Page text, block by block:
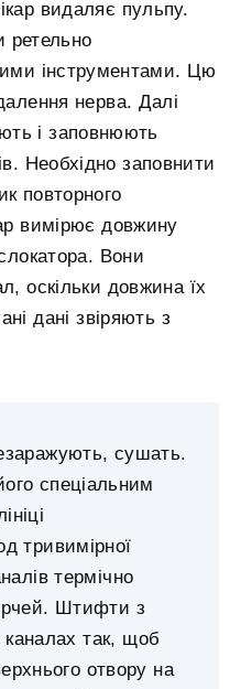
видаляє пульпу.
ретельно
інструментами. Цю
нерва. Далі
і заповнюють
Необхідно заповнити
повторного
вимірює довжину
Вони
оскільки довжина їх
дані звіряють з
сушать.
спеціальним
тривимірної
термічно
Штифти з
каналах так, щоб
отвору на